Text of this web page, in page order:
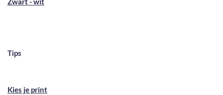
Tips
Kies je print